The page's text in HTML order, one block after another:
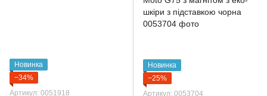
Новинка
−34%
Артикул: 0051918
Новинка
−25%
Артикул: 0053704